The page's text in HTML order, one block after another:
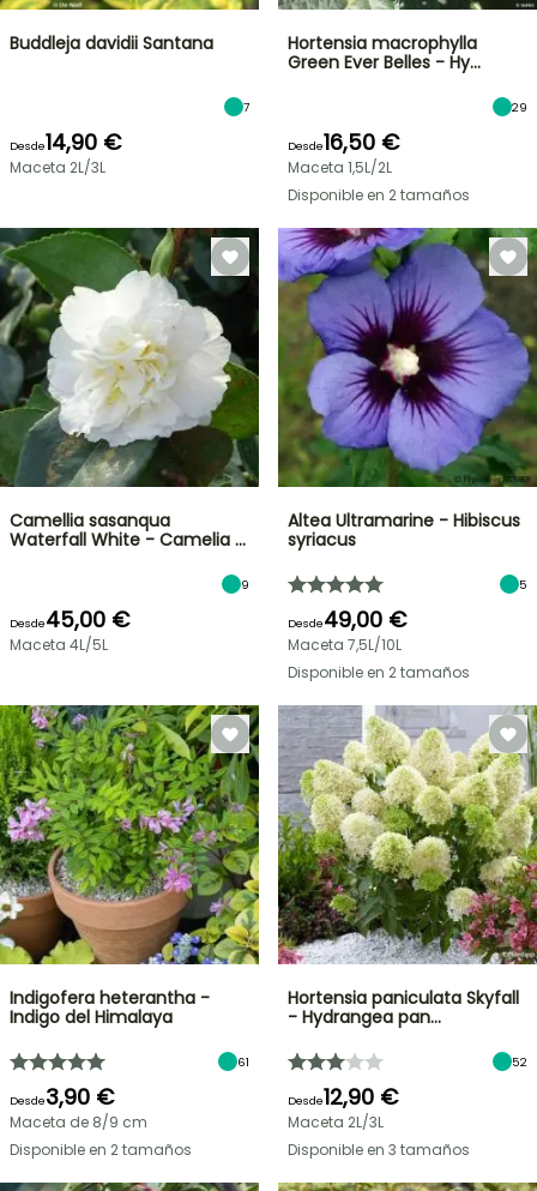
Buddleja davidii Santana
7
Desde14,90 €
Maceta 2L/3L
Hortensia macrophylla
Green Ever Belles - Hy…
29
Desde16,50 €
Maceta 1,5L/2L
Disponible en 2 tamaños
Camellia sasanqua
Waterfall White - Camelia …
9
Desde45,00 €
Maceta 4L/5L
Altea Ultramarine - Hibiscus
syriacus
5
Desde49,00 €
Maceta 7,5L/10L
Disponible en 2 tamaños
Indigofera heterantha -
Indigo del Himalaya
61
Desde3,90 €
Maceta de 8/9 cm
Disponible en 2 tamaños
Hortensia paniculata Skyfall
- Hydrangea pan…
52
Desde12,90 €
Maceta 2L/3L
Disponible en 3 tamaños